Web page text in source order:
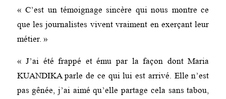
« C’est un témoignage sincère qui nous montre ce
que les journalistes vivent vraiment en exerçant leur
métier. »
« J’ai été frappé et ému par la façon dont Maria
KUANDIKA parle de ce qui lui est arrivé. Elle n’est
pas gênée, j’ai aimé qu’elle partage cela sans tabou,